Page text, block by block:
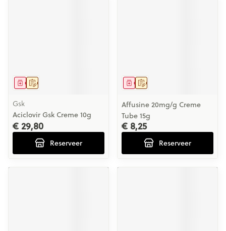
Op voorschrift
Geneesmiddel
Gsk
Aciclovir Gsk Creme 10g
€ 29,80
Reserveer
Op voorschrift
Geneesmiddel
Affusine 20mg/g Creme
Tube 15g
€ 8,25
Reserveer